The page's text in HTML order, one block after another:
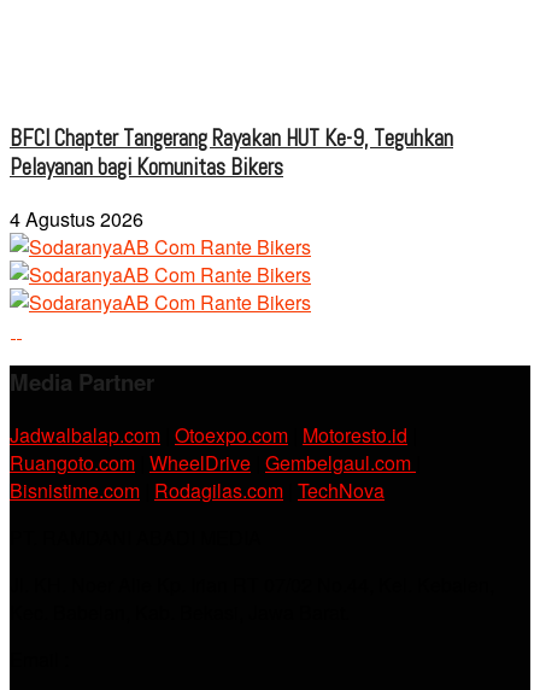
BFCI Chapter Tangerang Rayakan HUT Ke-9, Teguhkan
Pelayanan bagi Komunitas Bikers
4 Agustus 2026
Media Partner
Jadwalbalap.com Otoexpo.com Motoresto.id
Ruangoto.com WheelDrive Gembelgaul.com
Bisnistime.com Rodagilas.com TechNova